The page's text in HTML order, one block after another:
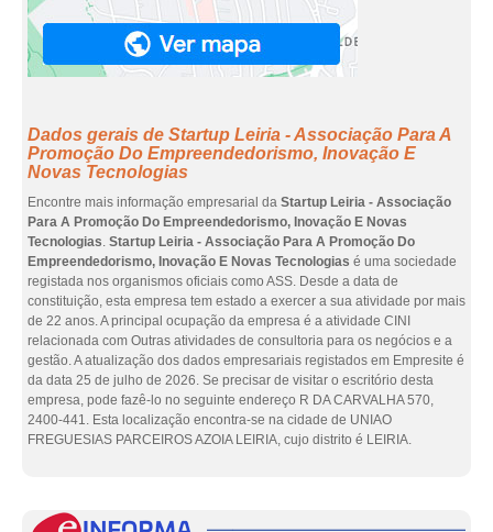
Dados gerais de Startup Leiria - Associação Para A
Promoção Do Empreendedorismo, Inovação E
Novas Tecnologias
Encontre mais informação empresarial da Startup Leiria - Associação
Para A Promoção Do Empreendedorismo, Inovação E Novas
Tecnologias. Startup Leiria - Associação Para A Promoção Do
Empreendedorismo, Inovação E Novas Tecnologias é uma sociedade
registada nos organismos oficiais como ASS. Desde a data de
constituição, esta empresa tem estado a exercer a sua atividade por mais
de 22 anos. A principal ocupação da empresa é a atividade CINI
relacionada com Outras atividades de consultoria para os negócios e a
gestão. A atualização dos dados empresariais registados em Empresite é
da data 25 de julho de 2026. Se precisar de visitar o escritório desta
empresa, pode fazê-lo no seguinte endereço R DA CARVALHA 570,
2400-441. Esta localização encontra-se na cidade de UNIAO
FREGUESIAS PARCEIROS AZOIA LEIRIA, cujo distrito é LEIRIA.